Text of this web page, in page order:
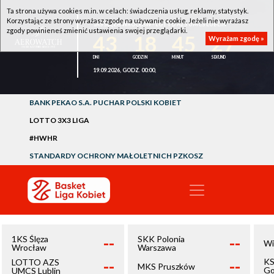
1KS ŚLĘZA WROCŁAW - LOTTO AZS UMCS LUBLIN
27
19.09.2026, GODZ. 00:00,
BANK PEKAO S.A. PUCHAR POLSKI KOBIET
LOTTO 3X3 LIGA
#HWHR
STANDARDY OCHRONY MAŁOLETNICH PZKOSZ
1KS Ślęza
Wrocław
--
LOTTO AZS
UMCS Lublin
--
SKK Polonia
Warszawa
--
MKS Pruszków --
Ta strona używa cookies m.in. w celach: świadczenia usług, reklamy, statystyk.
Korzystając ze strony wyrażasz zgodę na używanie cookie. Jeżeli nie wyrażasz
zgody powinieneś zmienić ustawienia swojej przeglądarki.
Wyrażam zgodę »